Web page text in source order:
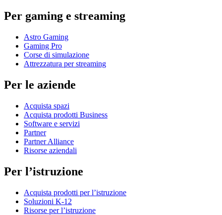
Per gaming e streaming
Astro Gaming
Gaming Pro
Corse di simulazione
Attrezzatura per streaming
Per le aziende
Acquista spazi
Acquista prodotti Business
Software e servizi
Partner
Partner Alliance
Risorse aziendali
Per l’istruzione
Acquista prodotti per l’istruzione
Soluzioni K-12
Risorse per l’istruzione